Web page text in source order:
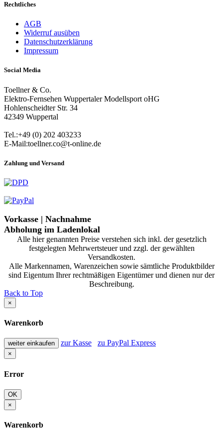
Rechtliches
AGB
Widerruf ausüben
Datenschutzerklärung
Impressum
Social Media
Toellner & Co.
Elektro-Fernsehen Wuppertaler Modellsport oHG
Hohlenscheidter Str. 34
42349 Wuppertal
Tel.:+49 (0) 202 403233
E-Mail:toellner.co@t-online.de
Zahlung und Versand
Vorkasse | Nachnahme
Abholung im Ladenlokal
Alle hier genannten Preise verstehen sich inkl. der gesetzlich
festgelegten Mehrwertsteuer und zzgl. der gewählten
Versandkosten.
Alle Markennamen, Warenzeichen sowie sämtliche Produktbilder
sind Eigentum Ihrer rechtmäßigen Eigentümer und dienen nur der
Beschreibung.
Back to Top
×
Warenkorb
weiter einkaufen zur Kasse zu PayPal Express
×
Error
OK
×
Warenkorb